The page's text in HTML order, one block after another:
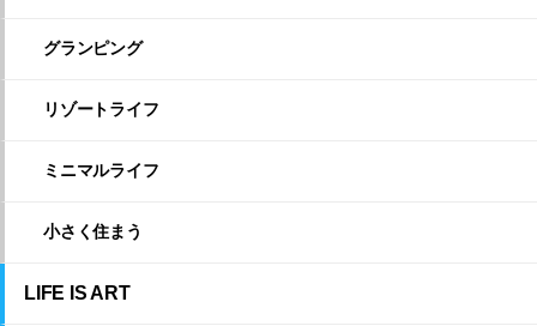
グランピング
リゾートライフ
ミニマルライフ
小さく住まう
LIFE IS ART